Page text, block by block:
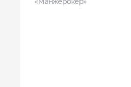
«Манжерокер»